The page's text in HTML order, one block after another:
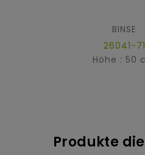
BINSE
26041-71
Höhe : 50
Produkte